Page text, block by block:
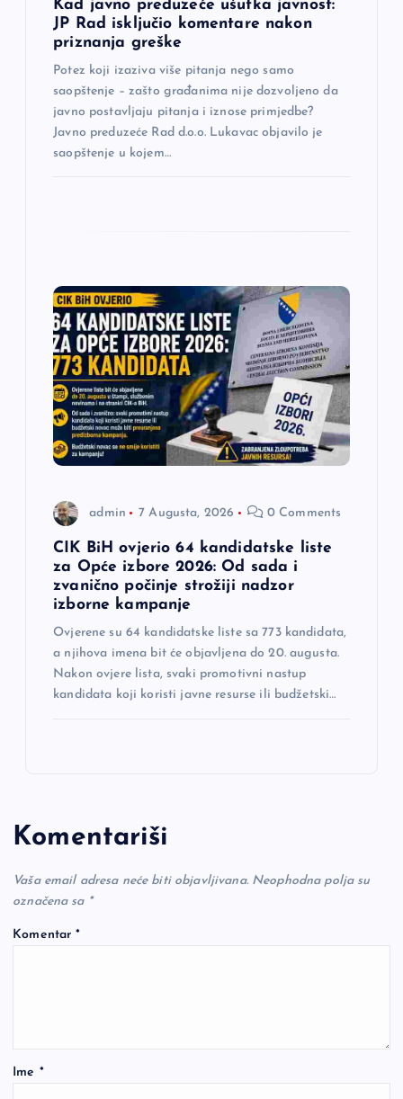
Kad javno preduzeće ušutka javnost:
JP Rad isključio komentare nakon
priznanja greške
Potez koji izaziva više pitanja nego samo
saopštenje – zašto građanima nije dozvoljeno da
javno postavljaju pitanja i iznose primjedbe?
Javno preduzeće Rad d.o.o. Lukavac objavilo je
saopštenje u kojem…
admin 7 Augusta, 2026 0 Comments
CIK BiH ovjerio 64 kandidatske liste
za Opće izbore 2026: Od sada i
zvanično počinje strožiji nadzor
izborne kampanje
Ovjerene su 64 kandidatske liste sa 773 kandidata,
a njihova imena bit će objavljena do 20. augusta.
Nakon ovjere lista, svaki promotivni nastup
kandidata koji koristi javne resurse ili budžetski…
Komentariši
Vaša email adresa neće biti objavljivana. Neophodna polja su
označena sa *
Komentar*
Ime *